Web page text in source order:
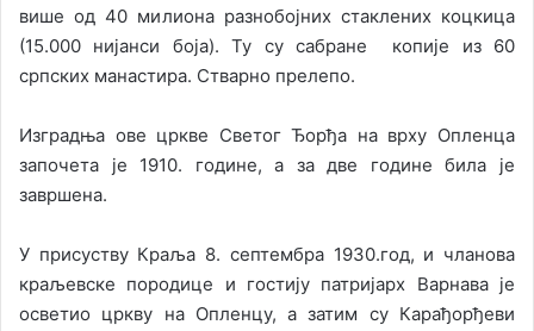
више од 40 милиона разнобојних стаклених коцкица
(15.000 нијанси боја). Ту су сабране копије из 60
српских манастира. Стварно прелепо.
Изградња ове цркве Светог Ђорђа на врху Опленца
започета је 1910. године, а за две године била је
завршена.
У присуству Краља 8. септембра 1930.год, и чланова
краљевске породице и гостију патријарх Варнава је
осветио цркву на Опленцу, а затим су Карађорђеви